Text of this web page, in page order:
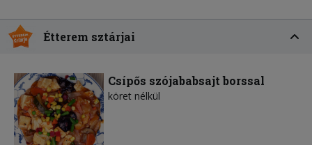
Étterem sztárjai
Csípős szójababsajt borssal
köret nélkül